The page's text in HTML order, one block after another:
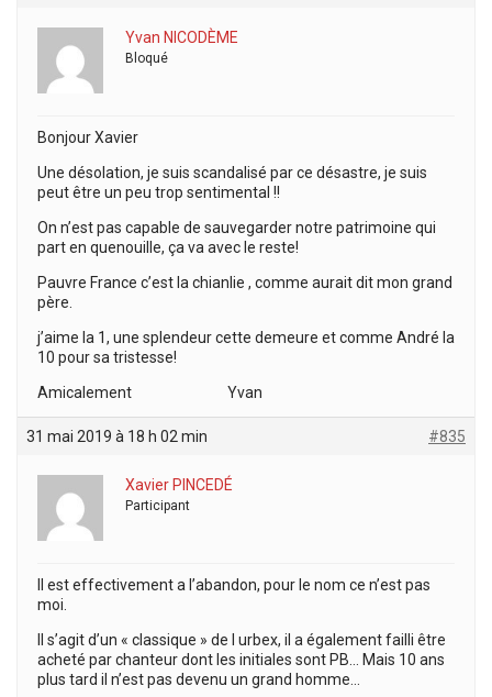
Yvan NICODÈME
Bloqué
Bonjour Xavier
Une désolation, je suis scandalisé par ce désastre, je suis
peut être un peu trop sentimental !!
On n’est pas capable de sauvegarder notre patrimoine qui
part en quenouille, ça va avec le reste!
Pauvre France c’est la chianlie , comme aurait dit mon grand
père.
j’aime la 1, une splendeur cette demeure et comme André la
10 pour sa tristesse!
Amicalement Yvan
31 mai 2019 à 18 h 02 min #835
Xavier PINCEDÉ
Participant
Il est effectivement a l’abandon, pour le nom ce n’est pas
moi.
Il s’agit d’un « classique » de l urbex, il a également failli être
acheté par chanteur dont les initiales sont PB… Mais 10 ans
plus tard il n’est pas devenu un grand homme…